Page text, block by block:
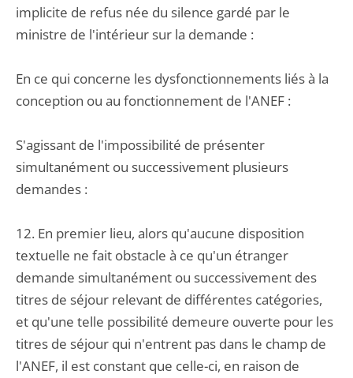
implicite de refus née du silence gardé par le
ministre de l'intérieur sur la demande :
En ce qui concerne les dysfonctionnements liés à la
conception ou au fonctionnement de l'ANEF :
S'agissant de l'impossibilité de présenter
simultanément ou successivement plusieurs
demandes :
12. En premier lieu, alors qu'aucune disposition
textuelle ne fait obstacle à ce qu'un étranger
demande simultanément ou successivement des
titres de séjour relevant de différentes catégories,
et qu'une telle possibilité demeure ouverte pour les
titres de séjour qui n'entrent pas dans le champ de
l'ANEF, il est constant que celle-ci, en raison de